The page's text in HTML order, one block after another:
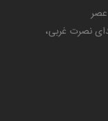
نصرت غربی،